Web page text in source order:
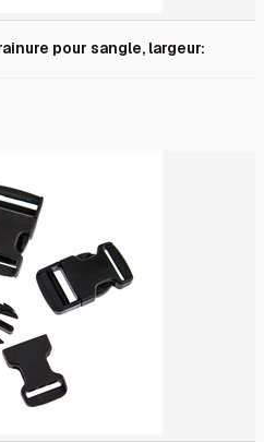
pour sangle, largeur: